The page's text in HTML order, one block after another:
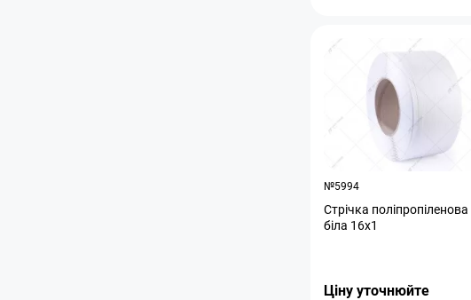
№5994
Стрічка поліпропіленова
біла 16х1
Ціну уточнюйте